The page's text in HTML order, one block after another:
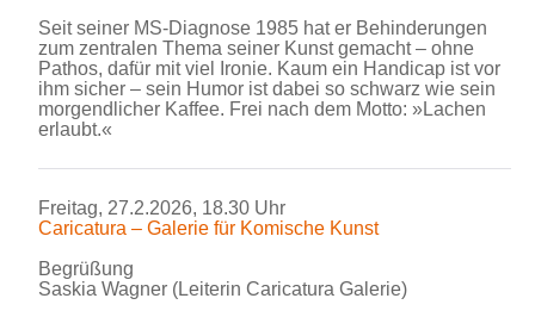
Seit seiner MS-Diagnose 1985 hat er Behinderungen
zum zentralen Thema seiner Kunst gemacht – ohne
Pathos, dafür mit viel Ironie. Kaum ein Handicap ist vor
ihm sicher – sein Humor ist dabei so schwarz wie sein
morgendlicher Kaffee. Frei nach dem Motto: »Lachen
erlaubt.«
Freitag, 27.2.2026, 18.30 Uhr
Caricatura – Galerie für Komische Kunst
Begrüßung
Saskia Wagner (Leiterin Caricatura Galerie)